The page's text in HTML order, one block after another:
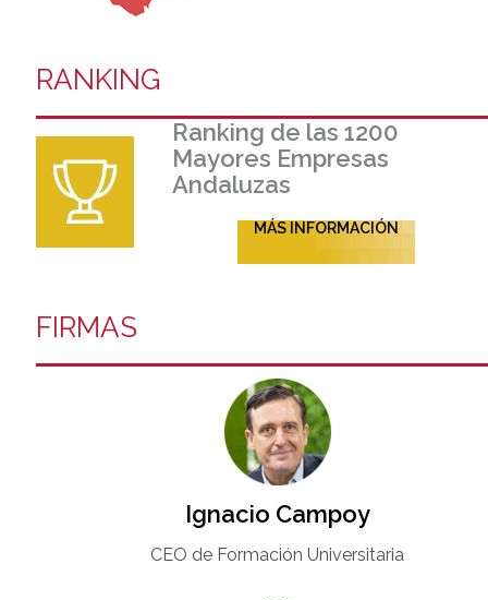
RANKING
Ranking de las 1200
Mayores Empresas
Andaluzas
MÁS INFORMACIÓN
FIRMAS
Ignacio Campoy​
CEO de Formación Universitaria​